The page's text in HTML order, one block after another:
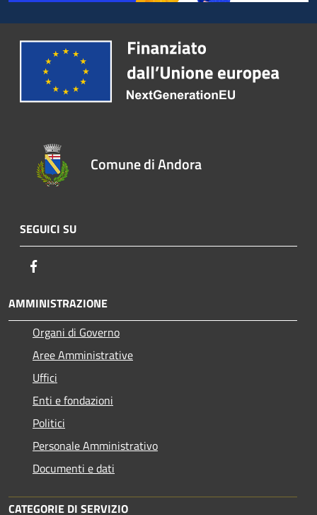
Comune di Andora
SEGUICI SU
AMMINISTRAZIONE
Organi di Governo
Aree Amministrative
Uffici
Enti e fondazioni
Politici
Personale Amministrativo
Documenti e dati
CATEGORIE DI SERVIZIO